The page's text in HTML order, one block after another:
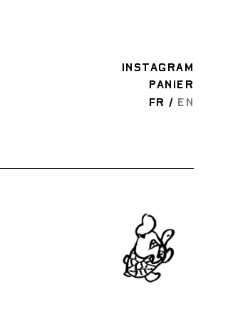
INSTAGRAM
PANIER
FR
EN